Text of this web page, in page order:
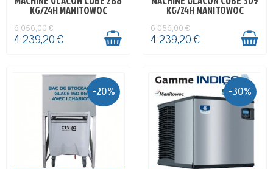
KG/24H MANITOWOC
6 056,00 €
4 239,20 €
KG/24H MANITOWOC
6 056,00 €
4 239,20 €
-20% -30%